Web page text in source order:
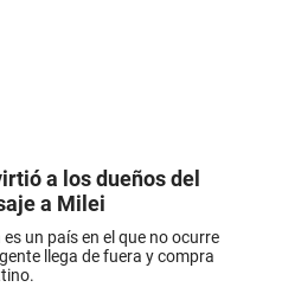
a los dueños del
a Milei
un país en el que no ocurre
llega de fuera y compra